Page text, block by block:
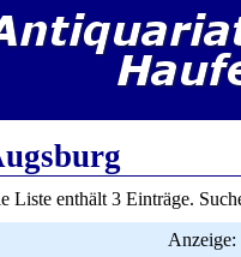
Liste enthält 3 Einträge.
Anzeige: